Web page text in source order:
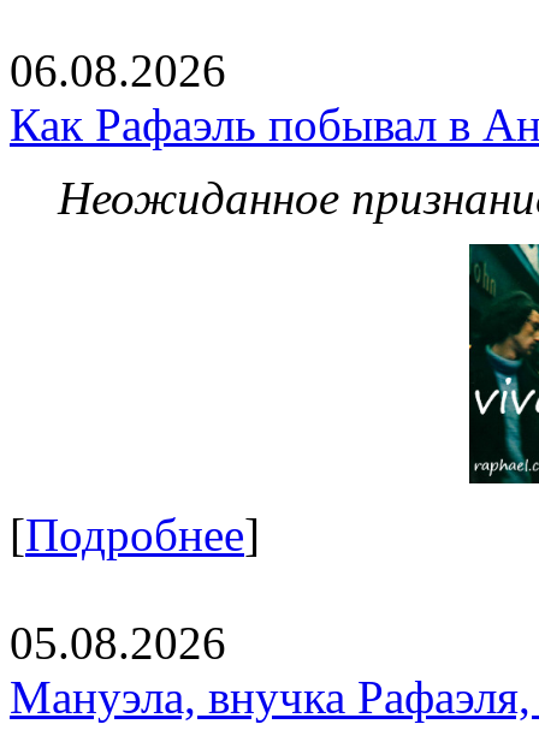
06.08.2026
Как Рафаэль побывал в
Неожиданное
[Подробнее]
05.08.2026
Мануэла, внучка